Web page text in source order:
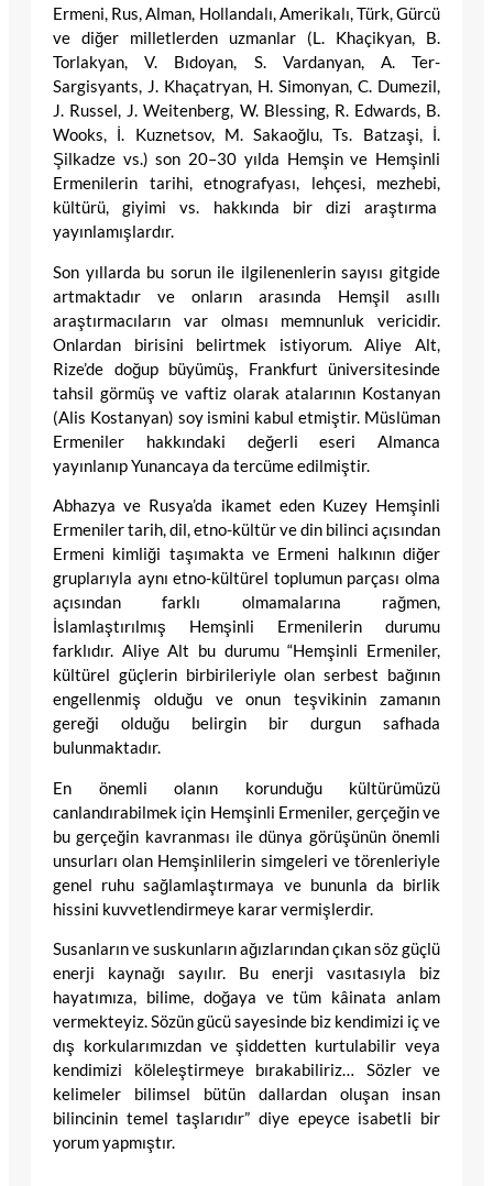
Ermeni, Rus, Alman, Hollandalı, Amerikalı, Türk, Gürcü
ve diğer milletlerden uzmanlar (L. Khaçikyan, B.
Torlakyan, V. Bıdoyan, S. Vardanyan, A. Ter-
Sargisyants, J. Khaçatryan, H. Simonyan, C. Dumezil,
J. Russel, J. Weitenberg, W. Blessing, R. Edwards, B.
Wooks, İ. Kuznetsov, M. Sakaoğlu, Ts. Batzaşi, İ.
Şilkadze vs.) son 20–30 yılda Hemşin ve Hemşinli
Ermenilerin tarihi, etnografyası, lehçesi, mezhebi,
kültürü, giyimi vs. hakkında bir dizi araştırma
yayınlamışlardır.
Son yıllarda bu sorun ile ilgilenenlerin sayısı gitgide
artmaktadır ve onların arasında Hemşil asıllı
araştırmacıların var olması memnunluk vericidir.
Onlardan birisini belirtmek istiyorum. Aliye Alt,
Rize’de doğup büyümüş, Frankfurt üniversitesinde
tahsil görmüş ve vaftiz olarak atalarının Kostanyan
(Alis Kostanyan) soy ismini kabul etmiştir. Müslüman
Ermeniler hakkındaki değerli eseri Almanca
yayınlanıp Yunancaya da tercüme edilmiştir.
Abhazya ve Rusya’da ikamet eden Kuzey Hemşinli
Ermeniler tarih, dil, etno-kültür ve din bilinci açısından
Ermeni kimliği taşımakta ve Ermeni halkının diğer
gruplarıyla aynı etno-kültürel toplumun parçası olma
açısından farklı olmamalarına rağmen,
İslamlaştırılmış Hemşinli Ermenilerin durumu
farklıdır. Aliye Alt bu durumu “Hemşinli Ermeniler,
kültürel güçlerin birbirileriyle olan serbest bağının
engellenmiş olduğu ve onun teşvikinin zamanın
gereği olduğu belirgin bir durgun safhada
bulunmaktadır.
En önemli olanın korunduğu kültürümüzü
canlandırabilmek için Hemşinli Ermeniler, gerçeğin ve
bu gerçeğin kavranması ile dünya görüşünün önemli
unsurları olan Hemşinlilerin simgeleri ve törenleriyle
genel ruhu sağlamlaştırmaya ve bununla da birlik
hissini kuvvetlendirmeye karar vermişlerdir.
Susanların ve suskunların ağızlarından çıkan söz güçlü
enerji kaynağı sayılır. Bu enerji vasıtasıyla biz
hayatımıza, bilime, doğaya ve tüm kâinata anlam
vermekteyiz. Sözün gücü sayesinde biz kendimizi iç ve
dış korkularımızdan ve şiddetten kurtulabilir veya
kendimizi köleleştirmeye bırakabiliriz… Sözler ve
kelimeler bilimsel bütün dallardan oluşan insan
bilincinin temel taşlarıdır” diye epeyce isabetli bir
yorum yapmıştır.